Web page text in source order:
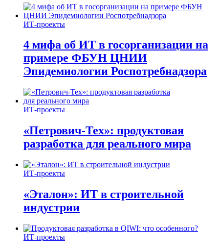
ИТ-проекты
4 мифа об ИТ в госорганизации на
примере ФБУН ЦНИИ
Эпидемиологии Роспотребнадзора
ИТ-проекты
«Петрович-Тех»: продуктовая
разработка для реального мира
ИТ-проекты
«Эталон»: ИТ в строительной
индустрии
ИТ-проекты